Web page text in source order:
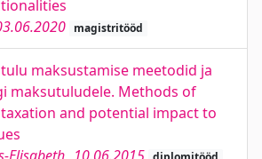
magistritööd
maksustamise meetodid ja
maksutuludele. Methods of
and potential impact to